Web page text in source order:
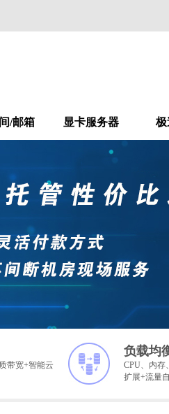
/邮箱 显卡服务器 极
带宽+智能云
负载均
CPU、内存
扩展+流量